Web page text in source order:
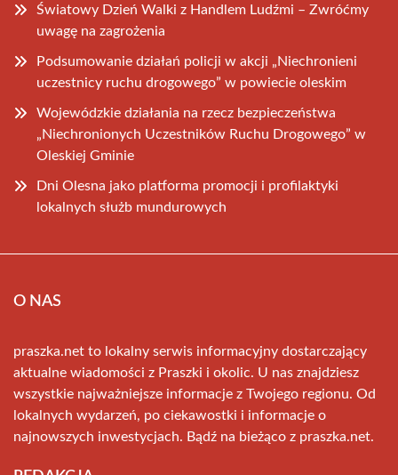
Światowy Dzień Walki z Handlem Ludźmi – Zwróćmy
uwagę na zagrożenia
Podsumowanie działań policji w akcji „Niechronieni
uczestnicy ruchu drogowego” w powiecie oleskim
Wojewódzkie działania na rzecz bezpieczeństwa
„Niechronionych Uczestników Ruchu Drogowego” w
Oleskiej Gminie
Dni Olesna jako platforma promocji i profilaktyki
lokalnych służb mundurowych
O NAS
praszka.net to lokalny serwis informacyjny dostarczający
aktualne wiadomości z Praszki i okolic. U nas znajdziesz
wszystkie najważniejsze informacje z Twojego regionu. Od
lokalnych wydarzeń, po ciekawostki i informacje o
najnowszych inwestycjach. Bądź na bieżąco z praszka.net.